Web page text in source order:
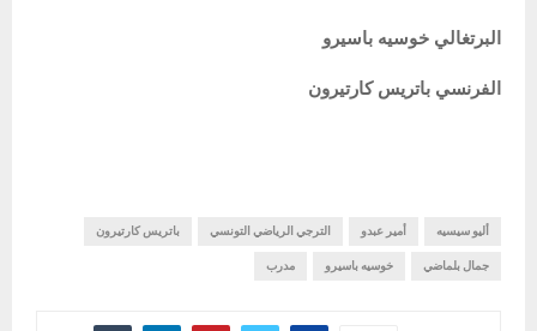
البرتغالي خوسيه باسيرو
الفرنسي باتريس كارتيرون
أليو سيسيه أمير عبدو الترجي الرياضي التونسي باتريس كارتيرون
جمال بلماضي خوسيه باسيرو مدرب